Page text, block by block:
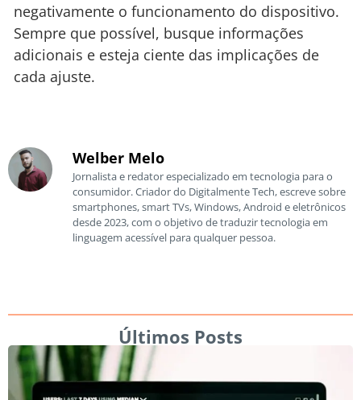
negativamente o funcionamento do dispositivo.
Sempre que possível, busque informações
adicionais e esteja ciente das implicações de
cada ajuste.
Welber Melo
Jornalista e redator especializado em tecnologia para o
consumidor. Criador do Digitalmente Tech, escreve sobre
smartphones, smart TVs, Windows, Android e eletrônicos
desde 2023, com o objetivo de traduzir tecnologia em
linguagem acessível para qualquer pessoa.
Últimos Posts